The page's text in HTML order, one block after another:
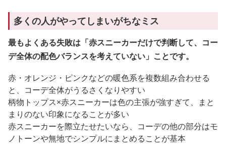
多くの人がやってしまいがちなミス
最もよくある失敗は「赤スニーカーだけで判断して、コー
デ全体の配色バランスを考えていない」ことです。
赤・オレンジ・ピンクなどの暖色系を複数組み合わせる
と、コーデ全体がうるさくなりやすい
柄物トップス×赤スニーカーは色の主張が強すぎて、まと
まりのない印象になることが多い
赤スニーカーを際立たせたいなら、コーデの他の部分はモ
ノトーンや無地でシンプルにまとめることが基本